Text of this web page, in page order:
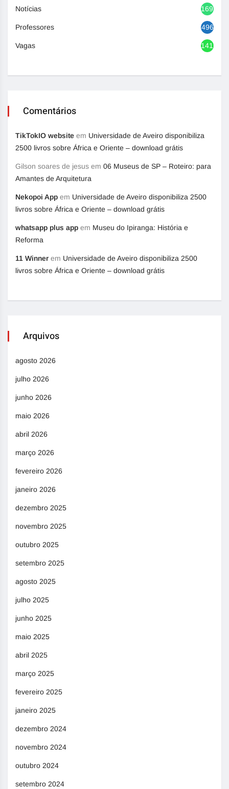
Notícias 1692
Professores 496
Vagas 1416
Comentários
TikTokIO website em Universidade de Aveiro disponibiliza
2500 livros sobre África e Oriente – download grátis
Gilson soares de jesus em 06 Museus de SP – Roteiro: para
Amantes de Arquitetura
Nekopoi App em Universidade de Aveiro disponibiliza 2500
livros sobre África e Oriente – download grátis
whatsapp plus app em Museu do Ipiranga: História e
Reforma
11 Winner em Universidade de Aveiro disponibiliza 2500
livros sobre África e Oriente – download grátis
Arquivos
agosto 2026
julho 2026
junho 2026
maio 2026
abril 2026
março 2026
fevereiro 2026
janeiro 2026
dezembro 2025
novembro 2025
outubro 2025
setembro 2025
agosto 2025
julho 2025
junho 2025
maio 2025
abril 2025
março 2025
fevereiro 2025
janeiro 2025
dezembro 2024
novembro 2024
outubro 2024
setembro 2024